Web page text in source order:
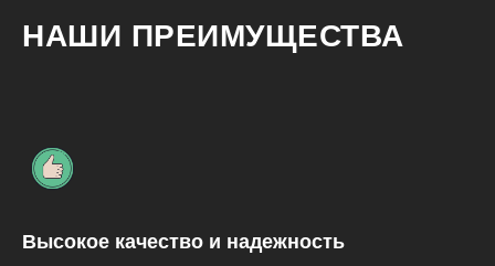
НАШИ ПРЕИМУЩЕСТВА
Высокое качество и надежность